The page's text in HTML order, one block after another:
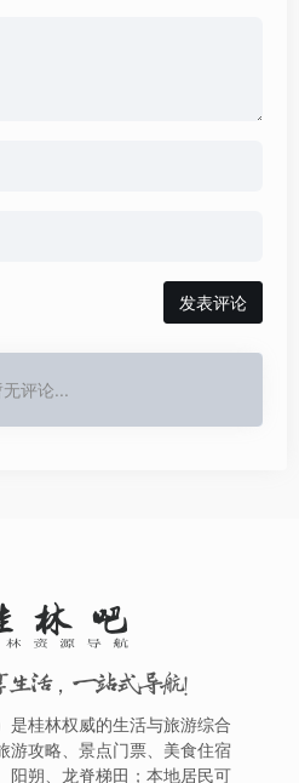
发表评论
无评论...
活，一站式导航！
桂林权威的生活与旅游综合
游攻略、景点门票、美食住宿
阳朔、龙脊梯田；本地居民可